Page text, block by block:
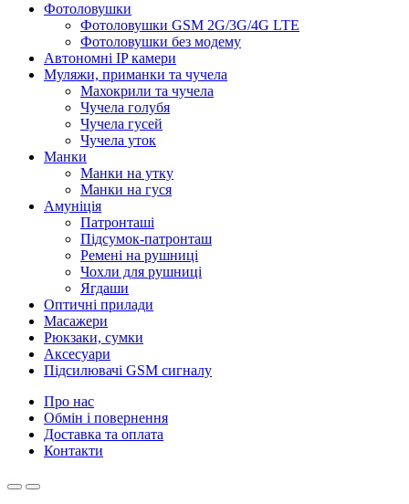
Фотоловушки
Фотоловушки GSM 2G/3G/4G LTE
Фотоловушки без модему
Автономні IP камери
Муляжи, приманки та чучела
Махокрили та чучела
Чучела голубя
Чучела гусей
Чучела уток
Манки
Манки на утку
Манки на гуся
Амуніція
Патронташі
Підсумок-патронташ
Ремені на рушниці
Чохли для рушниці
Ягдаши
Оптичні прилади
Масажери
Рюкзаки, сумки
Аксесуари
Підсилювачі GSM сигналу
Про нас
Обмін і повернення
Доставка та оплата
Контакти